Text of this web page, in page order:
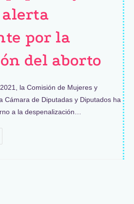
alerta
por la
del aborto
la Comisión de Mujeres y
Cámara de Diputadas y Diputados ha
a la despenalización…